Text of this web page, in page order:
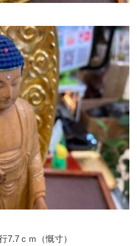
7.7ｃｍ（慨寸）